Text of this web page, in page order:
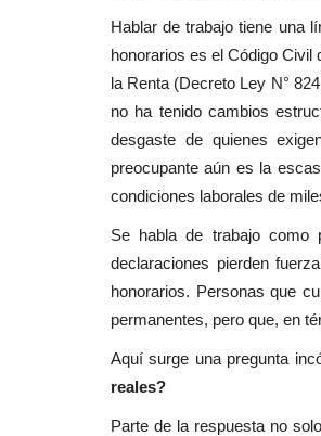
Hablar de trabajo tiene una
honorarios es el Código
la Renta (Decreto Ley N°
no ha tenido cambios
desgaste de quienes
preocupante aún es la
condiciones laborales de
Se habla de trabajo como
declaraciones pierden
honorarios. Personas que
permanentes, pero que, en
Aquí surge una pregunta
reales?
Parte de la respuesta no